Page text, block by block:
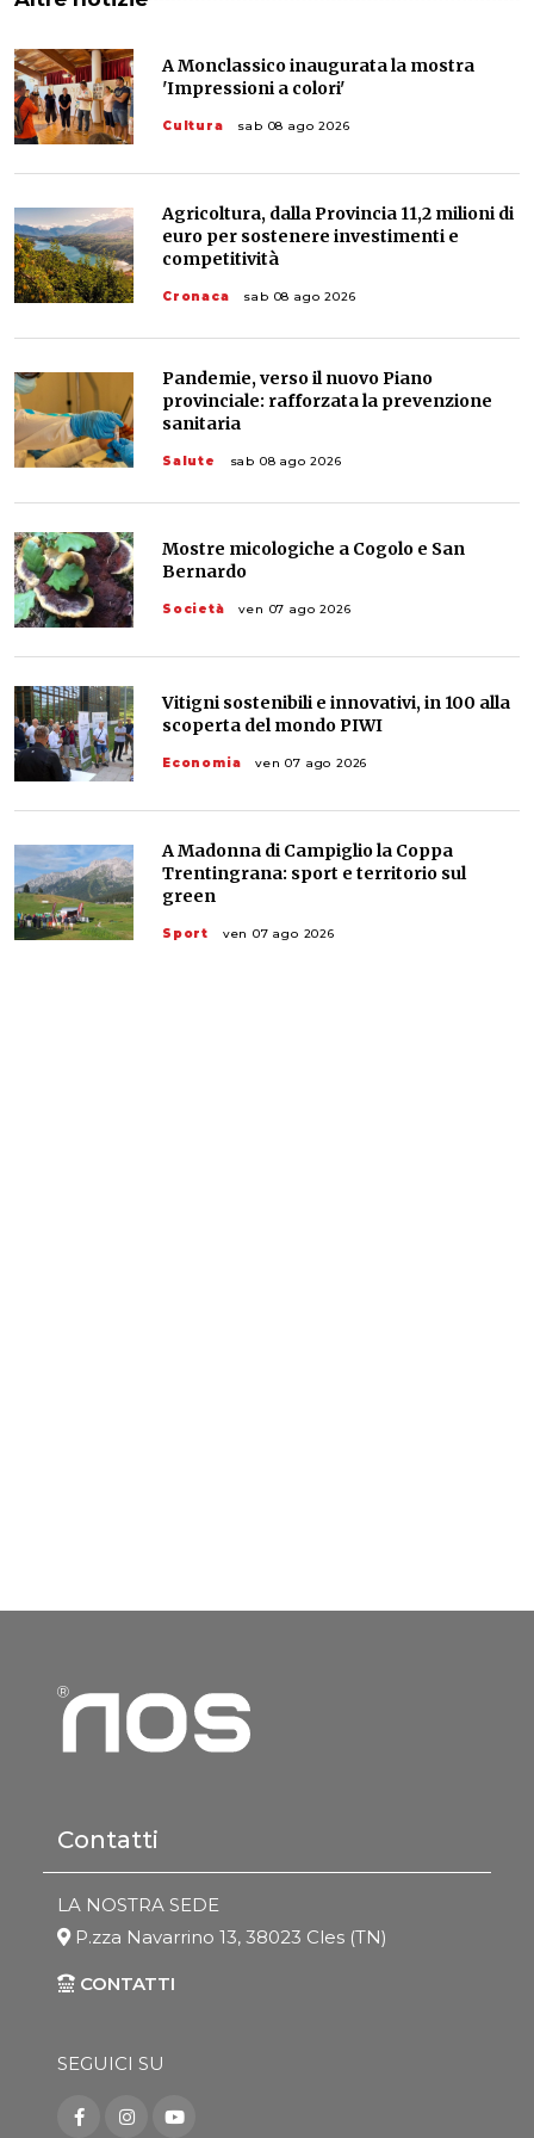
A Monclassico inaugurata la mostra
'Impressioni a colori'
Cultura sab 08 ago 2026
Agricoltura, dalla Provincia 11,2 milioni di
euro per sostenere investimenti e
competitività
Cronaca sab 08 ago 2026
Pandemie, verso il nuovo Piano
provinciale: rafforzata la prevenzione
sanitaria
Salute sab 08 ago 2026
Mostre micologiche a Cogolo e San
Bernardo
Società ven 07 ago 2026
Vitigni sostenibili e innovativi, in 100 alla
scoperta del mondo PIWI
Economia ven 07 ago 2026
A Madonna di Campiglio la Coppa
Trentingrana: sport e territorio sul
green
Sport ven 07 ago 2026
Contatti
LA NOSTRA SEDE
P.zza Navarrino 13, 38023 Cles (TN)
CONTATTI
SEGUICI SU